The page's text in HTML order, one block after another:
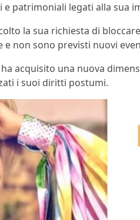
patrimoniali legati alla sua
la sua richiesta di
e non sono previsti nuovi
ha acquisito una nuova
i suoi diritti postumi.